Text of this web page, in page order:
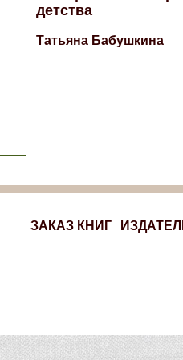
детства
Татьяна Бабушкина
ЗАКАЗ КНИГ |